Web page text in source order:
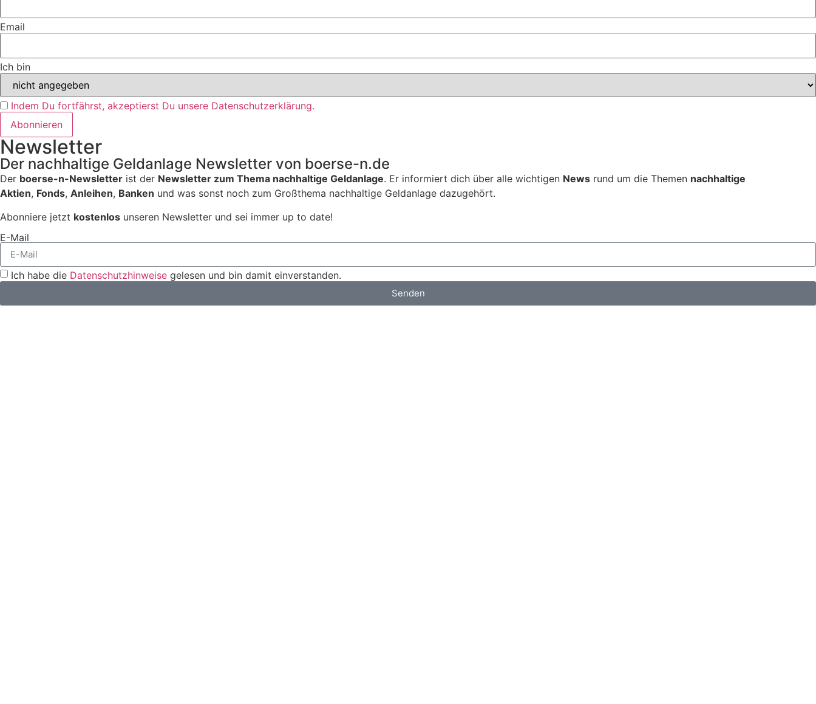
Email
Ich bin
Indem Du fortfährst, akzeptierst Du unsere Datenschutzerklärung.
Newsletter
Der nachhaltige Geldanlage Newsletter von boerse-n.de
Der boerse-n-Newsletter ist der Newsletter zum Thema nachhaltige Geldanlage. Er informiert dich über alle wichtigen News rund um die Themen nachhaltige
Aktien, Fonds, Anleihen, Banken und was sonst noch zum Großthema nachhaltige Geldanlage dazugehört.
Abonniere jetzt kostenlos unseren Newsletter und sei immer up to date!
E-Mail
Ich habe die Datenschutzhinweise gelesen und bin damit einverstanden.
Senden